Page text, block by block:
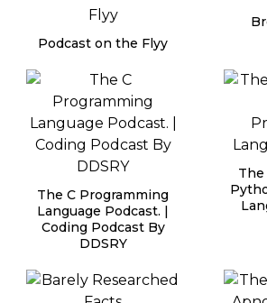
Podcast on the Flyy
The C Programming
Language Podcast. |
Coding Podcast By
DDSRY
The